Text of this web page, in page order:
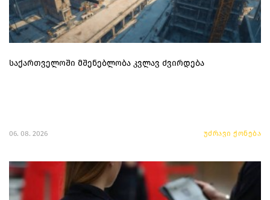
საქართველოში მშენებლობა კვლავ ძვირდება
06. 08. 2026 უძრავი ქონება